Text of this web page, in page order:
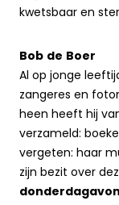
kwetsbaar en
Bob de Boer
Al op jonge
zangeres en
heen heeft hij
verzameld:
vergeten: haar
zijn bezit over